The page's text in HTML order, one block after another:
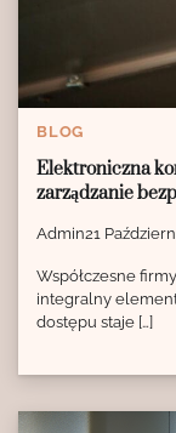
BLOG
Elektroniczna
zarządzanie
Admin21
Współczesne
integralny
dostępu staje […]